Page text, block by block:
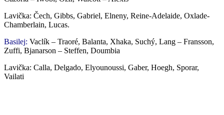
Lavička: Čech, Gibbs, Gabriel, Elneny, Reine-Adelaide, Oxlade-
Chamberlain, Lucas.
Basilej: Vaclík – Traoré, Balanta, Xhaka, Suchý, Lang – Fransson,
Zuffi, Bjanarson – Steffen, Doumbia
Lavička: Calla, Delgado, Elyounoussi, Gaber, Hoegh, Sporar,
Vailati